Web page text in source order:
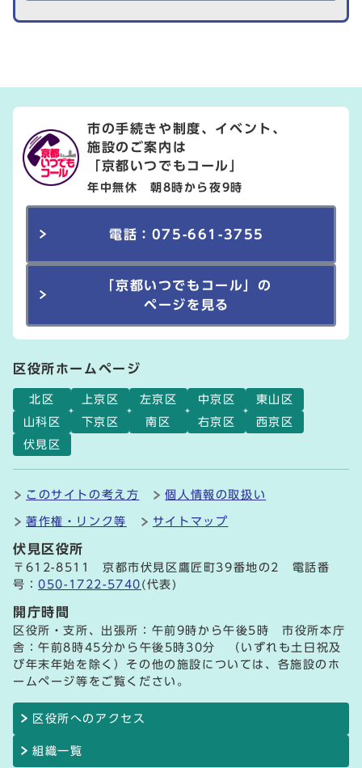
市の手続きや制度、イベント、
施設のご案内は
「京都いつでもコール」
年中無休 朝8時から夜9時
電話：075-661-3755
「京都いつでもコール」の
ページを見る
区役所ホームページ
北区 上京区 左京区 中京区
東山区
山科区
下京区 南区 右京区
西京区
伏見区
このサイトの考え方 個人情報の取扱い
著作権・リンク等 サイトマップ
伏見区役所
〒612-8511 京都市伏見区鷹匠町39番地の2 電話番
号：050-1722-5740 (代表)
開庁時間
区役所・支所、出張所：午前9時から午後5時 市役所本庁
舎：午前8時45分から午後5時30分 （いずれも土日祝及
び年末年始を除く）その他の施設については、各施設のホ
ームページ等をご覧ください。
区役所へのアクセス
組織一覧